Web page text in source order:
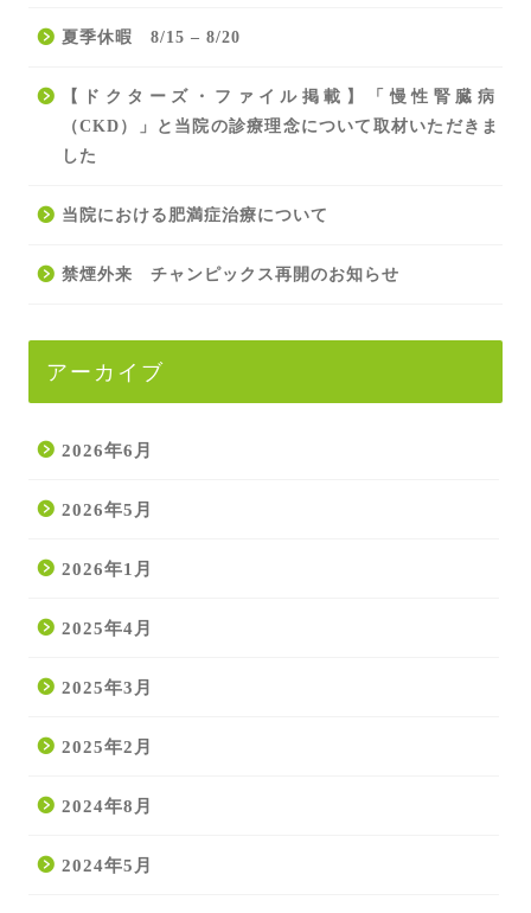
夏季休暇 8/15 – 8/20
【ドクターズ・ファイル掲載】「慢性腎臓病
（CKD）」と当院の診療理念について取材いただきま
した
当院における肥満症治療について
禁煙外来 チャンピックス再開のお知らせ
アーカイブ
2026年6月
2026年5月
2026年1月
2025年4月
2025年3月
2025年2月
2024年8月
2024年5月